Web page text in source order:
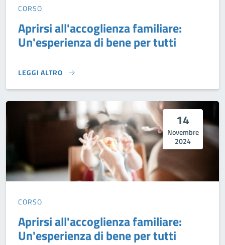
CORSO
Aprirsi all'accoglienza familiare:
Un'esperienza di bene per tutti
LEGGI ALTRO
APRIRSI ALL'ACCOGLIENZA FAMILIARE: UN'ESPERIENZA DI
14
Novembre
2024
CORSO
Aprirsi all'accoglienza familiare:
Un'esperienza di bene per tutti